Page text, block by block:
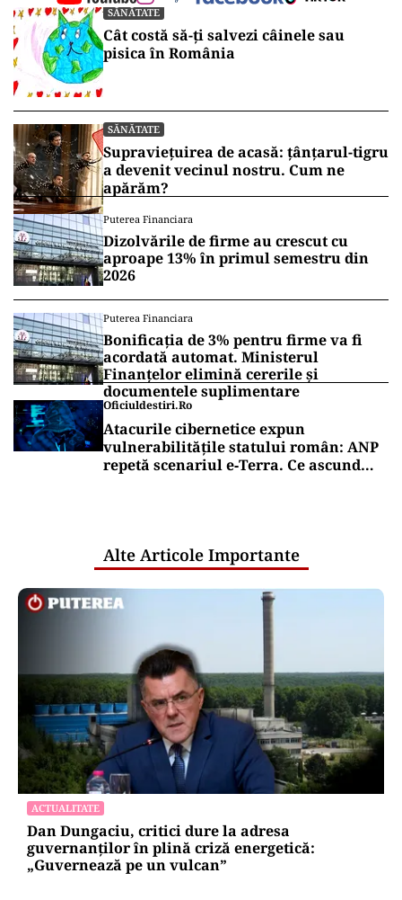
SĂNĂTATE
Cât costă să-ți salvezi câinele sau
pisica în România
SĂNĂTATE
Supraviețuirea de acasă: țânțarul-tigru
a devenit vecinul nostru. Cum ne
apărăm?
Puterea Financiara
Dizolvările de firme au crescut cu
aproape 13% în primul semestru din
2026
Puterea Financiara
Bonificația de 3% pentru firme va fi
acordată automat. Ministerul
Finanțelor elimină cererile și
documentele suplimentare
Oficiuldestiri.ro
Atacurile cibernetice expun
vulnerabilitățile statului român: ANP
repetă scenariul e‑Terra. Ce ascund
Alte Articole Importante
ACTUALITATE
Dan Dungaciu, critici dure la adresa
guvernanților în plină criză energetică:
„Guvernează pe un vulcan”